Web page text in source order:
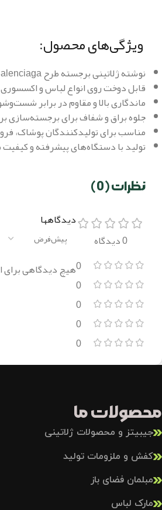
ویژگی‌های محصول:
نوشته ژلاتینی برجسته طرح Balenciaga
قابل دوخت روی انواع لباس و اکسسوری
ماندگاری بالا و مقاوم در برابر
جلوه براق و شفاف برای برجسته‌سازی
مناسب برای تولیدکنندگان پوشاک،
تولید با دستگاه‌های پیشرفته و
نظرات (0)
0 دیدگاه
0
0
0
0
0
دیدگاهها
هیچ دیدگاهی
محصولات ما
جیبیتز و محصولات ژلاتینی
کفش و ملزومات تولید
مبلمان فضای باز
مارک لباس